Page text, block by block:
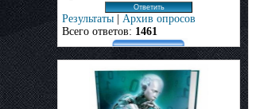
Результаты | Архив опросов
Всего ответов: 1461